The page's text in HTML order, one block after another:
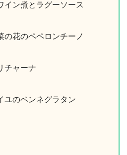
イン煮とラグーソース
の花のペペロンチーノ
マトリチャーナ
イユのペンネグラタン
タン